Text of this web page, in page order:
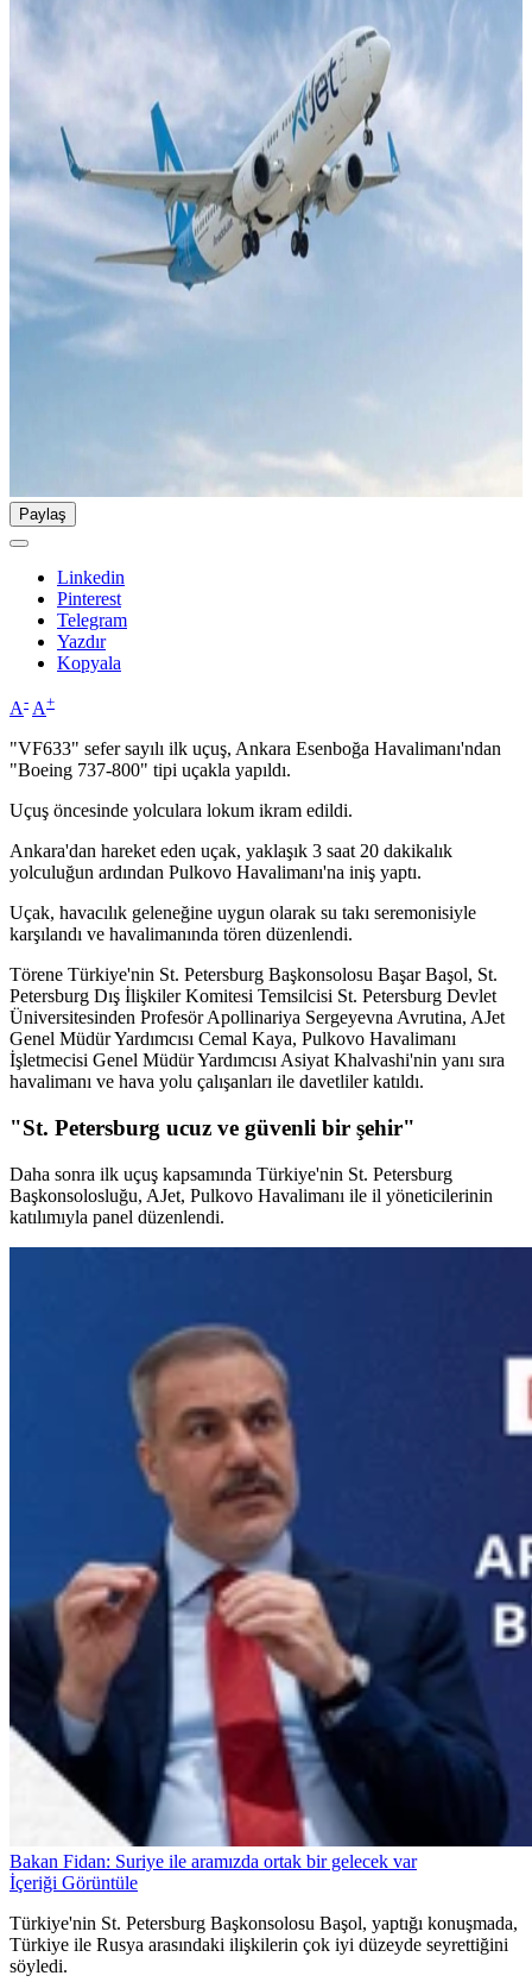
Paylaş
Linkedin
Pinterest
Telegram
Yazdır
Kopyala
A- A+
"VF633" sefer sayılı ilk uçuş, Ankara Esenboğa Havalimanı'ndan
"Boeing 737-800" tipi uçakla yapıldı.
Uçuş öncesinde yolculara lokum ikram edildi.
Ankara'dan hareket eden uçak, yaklaşık 3 saat 20 dakikalık
yolculuğun ardından Pulkovo Havalimanı'na iniş yaptı.
Uçak, havacılık geleneğine uygun olarak su takı seremonisiyle
karşılandı ve havalimanında tören düzenlendi.
Törene Türkiye'nin St. Petersburg Başkonsolosu Başar Başol, St.
Petersburg Dış İlişkiler Komitesi Temsilcisi St. Petersburg Devlet
Üniversitesinden Profesör Apollinariya Sergeyevna Avrutina, AJet
Genel Müdür Yardımcısı Cemal Kaya, Pulkovo Havalimanı
İşletmecisi Genel Müdür Yardımcısı Asiyat Khalvashi'nin yanı sıra
havalimanı ve hava yolu çalışanları ile davetliler katıldı.
"St. Petersburg ucuz ve güvenli bir şehir"
Daha sonra ilk uçuş kapsamında Türkiye'nin St. Petersburg
Başkonsolosluğu, AJet, Pulkovo Havalimanı ile il yöneticilerinin
katılımıyla panel düzenlendi.
Bakan Fidan: Suriye ile aramızda ortak bir gelecek var
İçeriği Görüntüle
Türkiye'nin St. Petersburg Başkonsolosu Başol, yaptığı konuşmada,
Türkiye ile Rusya arasındaki ilişkilerin çok iyi düzeyde seyrettiğini
söyledi.